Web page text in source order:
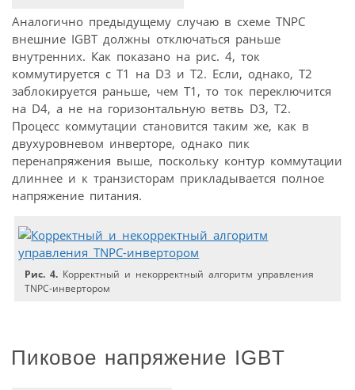
Аналогично предыдущему случаю в схеме TNPC
внешние IGBT должны отключаться раньше
внутренних. Как показано на рис. 4, ток
коммутируется с T1 на D3 и T2. Если, однако, T2
заблокируется раньше, чем T1, то ток переключится
на D4, а не на горизонтальную ветвь D3, T2.
Процесс коммутации становится таким же, как в
двухуровневом инверторе, однако пик
перенапряжения выше, поскольку контур коммутации
длиннее и к транзисторам прикладывается полное
напряжение питания.
Рис. 4. Корректный и некорректный алгоритм управления
ТNPC-инвертором
Пиковое напряжение IGBT